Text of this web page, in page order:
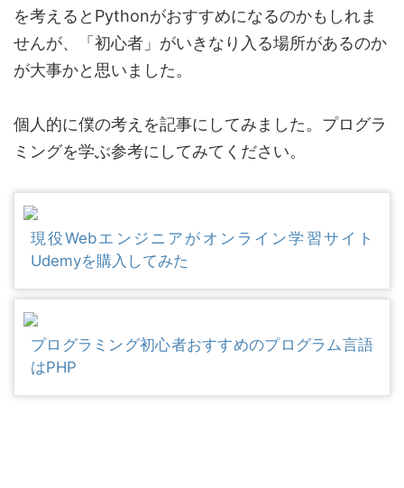
を考えるとPythonがおすすめになるのかもしれま
せんが、
「初心者」がいきなり入る場所があるのか
が大事かと思いました。
個人的に僕の考えを記事にしてみました。プログラ
ミングを学ぶ参考にしてみてください。
現役Webエンジニアがオンライン学習サイト
Udemyを購入してみた
プログラミング初心者おすすめのプログラム言語
はPHP